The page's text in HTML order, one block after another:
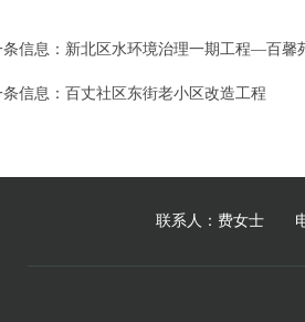
条信息： 新北区水环境治理一期工程—百馨
信息： 百丈社区东街老小区改造工程
联系人：费女士 电